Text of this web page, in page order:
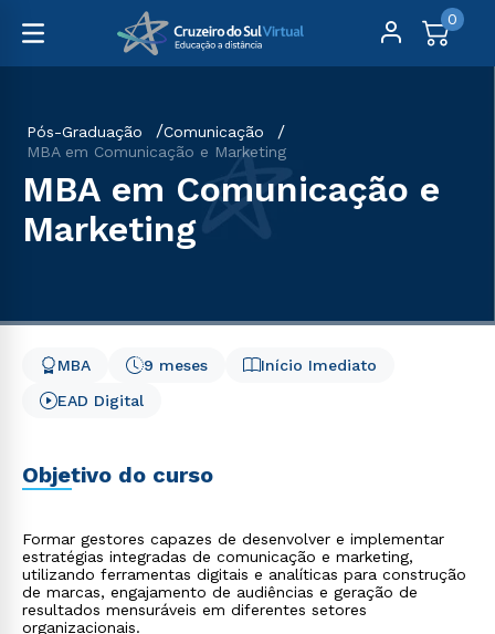
0
Pós-Graduação
Comunicação
MBA em Comunicação e Marketing
MBA em Comunicação e
Marketing
Início Imediato
9 meses
MBA
EAD Digital
Objetivo do curso
Formar gestores capazes de desenvolver e implementar
estratégias integradas de comunicação e marketing,
utilizando ferramentas digitais e analíticas para construção
de marcas, engajamento de audiências e geração de
resultados mensuráveis em diferentes setores
organizacionais.